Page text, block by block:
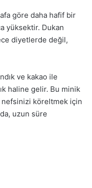
göre daha hafif bir
yüksektir. Dukan
diyetlerde değil,
ve kakao ile
haline gelir. Bu minik
nefsinizi köreltmek için
uzun süre